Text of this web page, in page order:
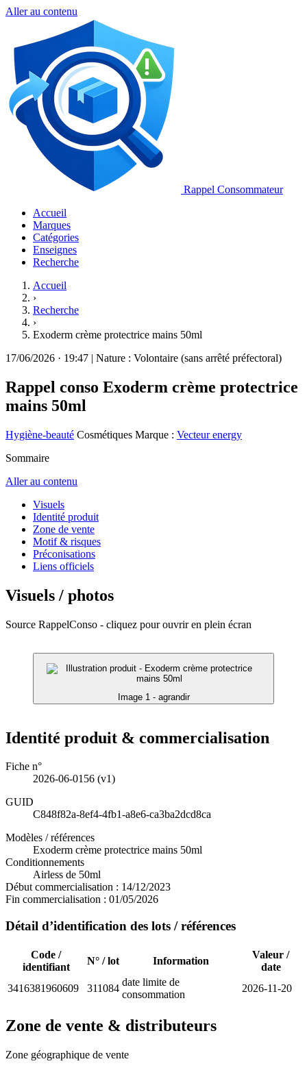
Aller au contenu
Rappel Consommateur
Accueil
Marques
Catégories
Enseignes
Recherche
Accueil
›
Recherche
›
Exoderm crème protectrice mains 50ml
17/06/2026 · 19:47 | Nature : Volontaire (sans arrêté préfectoral)
Rappel conso Exoderm crème protectrice
mains 50ml
Hygiène-beauté Cosmétiques Marque : Vecteur energy
Sommaire
Aller au contenu
Visuels
Identité produit
Zone de vente
Motif & risques
Préconisations
Liens officiels
Visuels / photos
Source RappelConso - cliquez pour ouvrir en plein écran
Image 1 - agrandir
Identité produit & commercialisation
Fiche n°
2026-06-0156 (v1)
GUID
C848f82a-8ef4-4fb1-a8e6-ca3ba2dcd8ca
Modèles / références
Exoderm crème protectrice mains 50ml
Conditionnements
Airless de 50ml
Début commercialisation : 14/12/2023
Fin commercialisation : 01/05/2026
Détail d’identification des lots / références
Code /
identifiant
N° / lot Information
Valeur /
date
3416381960609
311084
date limite de
consommation
2026-11-20
Zone de vente & distributeurs
Zone géographique de vente